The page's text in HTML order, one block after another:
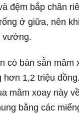
đệm bắp chân
ở giữa, nên
vướng.
có bán sẵn mâm
hơn 1,2 triệu
mâm xoay này
bằng các